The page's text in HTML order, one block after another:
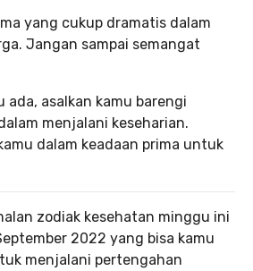
yang cukup dramatis dalam
Jangan sampai semangat
ada, asalkan kamu barengi
menjalani keseharian.
dalam keadaan prima untuk
zodiak kesehatan minggu ini
2022 yang bisa kamu
menjalani pertengahan